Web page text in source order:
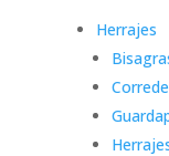
Herrajes